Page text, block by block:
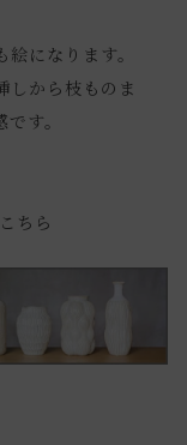
になります。
しから枝ものま
す。
ちら